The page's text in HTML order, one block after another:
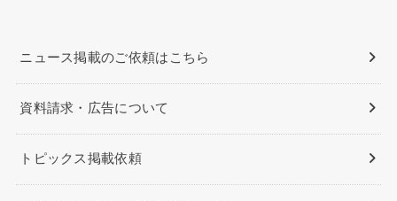
ニュース掲載のご依頼はこちら
資料請求・広告について
トピックス掲載依頼